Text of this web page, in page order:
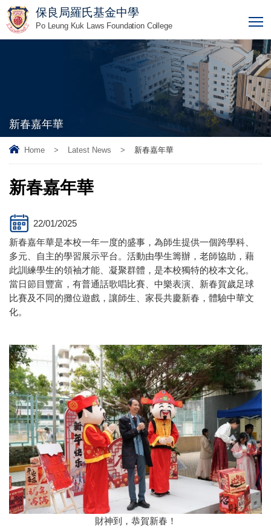
保良局羅氏基金中學
Po Leung Kuk Laws Foundation College
新春嘉年華
Home > Latest News > 新春嘉年華
新春嘉年華
22/01/2025
新春嘉年華是本校一年一度的盛事，為師生提供一個跨學科、
多元、自主的學習展示平台。活動由學生籌辦，老師協助，藉
此訓練學生的領袖才能、凝聚群體，是本校獨特的校本文化。
當日節目豐富，有普通話歌唱比賽、中樂表演、新春賀歲足球
比賽及不同的攤位遊戲，讓師生、家長共慶新春，體驗中華文
化。
財神到，恭賀新春！